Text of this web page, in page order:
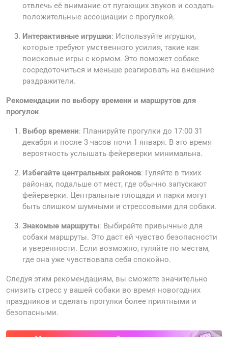
отвлечь её внимание от пугающих звуков и создать
положительные ассоциации с прогулкой.
Интерактивные игрушки: Используйте игрушки,
которые требуют умственного усилия, такие как
поисковые игры с кормом. Это поможет собаке
сосредоточиться и меньше реагировать на внешние
раздражители.
Рекомендации по выбору времени и маршрутов для
прогулок
Выбор времени: Планируйте прогулки до 17:00 31
декабря и после 3 часов ночи 1 января. В это время
вероятность услышать фейерверки минимальна.
Избегайте центральных районов: Гуляйте в тихих
районах, подальше от мест, где обычно запускают
фейерверки. Центральные площади и парки могут
быть слишком шумными и стрессовыми для собаки.
Знакомые маршруты: Выбирайте привычные для
собаки маршруты. Это даст ей чувство безопасности
и уверенности. Если возможно, гуляйте по местам,
где она уже чувствовала себя спокойно.
Следуя этим рекомендациям, вы сможете значительно
снизить стресс у вашей собаки во время новогодних
праздников и сделать прогулки более приятными и
безопасными.